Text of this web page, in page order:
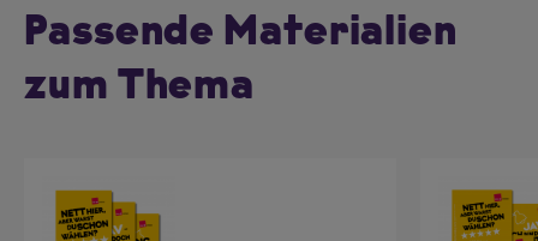
Passende Materialien
zum Thema